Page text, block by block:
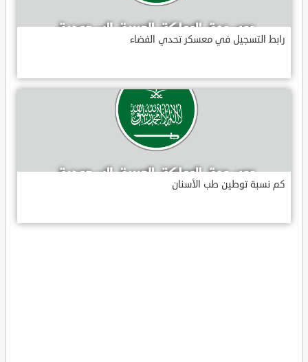
رابط التسجيل في معسكر تحدي الفضاء
كم نسبة توطين طب الأسنان